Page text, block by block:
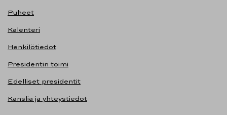
Puheet
Kalenteri
Henkilötiedot
Presidentin toimi
Edelliset presidentit
Kanslia ja yhteystiedot